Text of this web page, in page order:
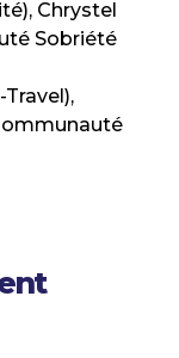
Chrystel
Sobriété